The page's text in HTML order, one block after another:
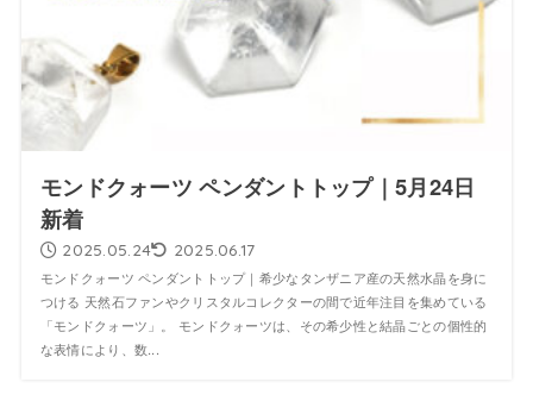
モンドクォーツ ペンダントトップ｜5月24日
新着
2025.05.24 2025.06.17
モンドクォーツ ペンダントトップ｜希少なタンザニア産の天然水晶を身に
つける 天然石ファンやクリスタルコレクターの間で近年注目を集めている
「モンドクォーツ」。 モンドクォーツは、その希少性と結晶ごとの個性的
な表情により、数...